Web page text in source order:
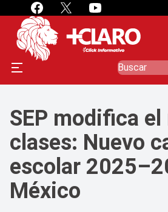
SEP modifica el
clases: Nuevo
escolar
México